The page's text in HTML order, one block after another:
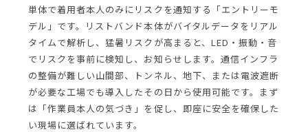
単体で着用者本人のみにリスクを通知する「エントリーモ
デル」です。リストバンド本体がバイタルデータをリアル
タイムで解析し、猛暑リスクが高まると、LED・振動・音
でリスクを事前に検知し、お知らせします。通信インフラ
の整備が難しい山間部、トンネル、地下、または電波遮断
が必要な工場でも導入したその日から使用可能です。まず
は「作業員本人の気づき」を促し、即座に安全を確保した
い現場に選ばれています。